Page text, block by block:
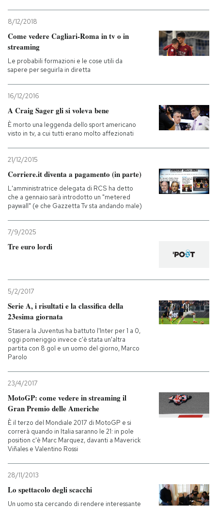
8/12/2018
Come vedere Cagliari-Roma in tv o in
streaming
Le probabili formazioni e le cose utili da
sapere per seguirla in diretta
16/12/2016
A Craig Sager gli si voleva bene
È morto una leggenda dello sport americano
visto in tv, a cui tutti erano molto affezionati
21/12/2015
Corriere.it diventa a pagamento (in parte)
L'amministratrice delegata di RCS ha detto
che a gennaio sarà introdotto un "metered
paywall" (e che Gazzetta Tv sta andando male)
7/9/2025
Tre euro lordi
5/2/2017
Serie A, i risultati e la classifica della
23esima giornata
Stasera la Juventus ha battuto l'Inter per 1 a 0,
oggi pomeriggio invece c'è stata un'altra
partita con 8 gol e un uomo del giorno, Marco
Parolo
23/4/2017
MotoGP: come vedere in streaming il
Gran Premio delle Americhe
È il terzo del Mondiale 2017 di MotoGP e si
correrà quando in Italia saranno le 21: in pole
position c'è Marc Marquez, davanti a Maverick
Viñales e Valentino Rossi
28/11/2013
Lo spettacolo degli scacchi
Un uomo sta cercando di rendere interessante